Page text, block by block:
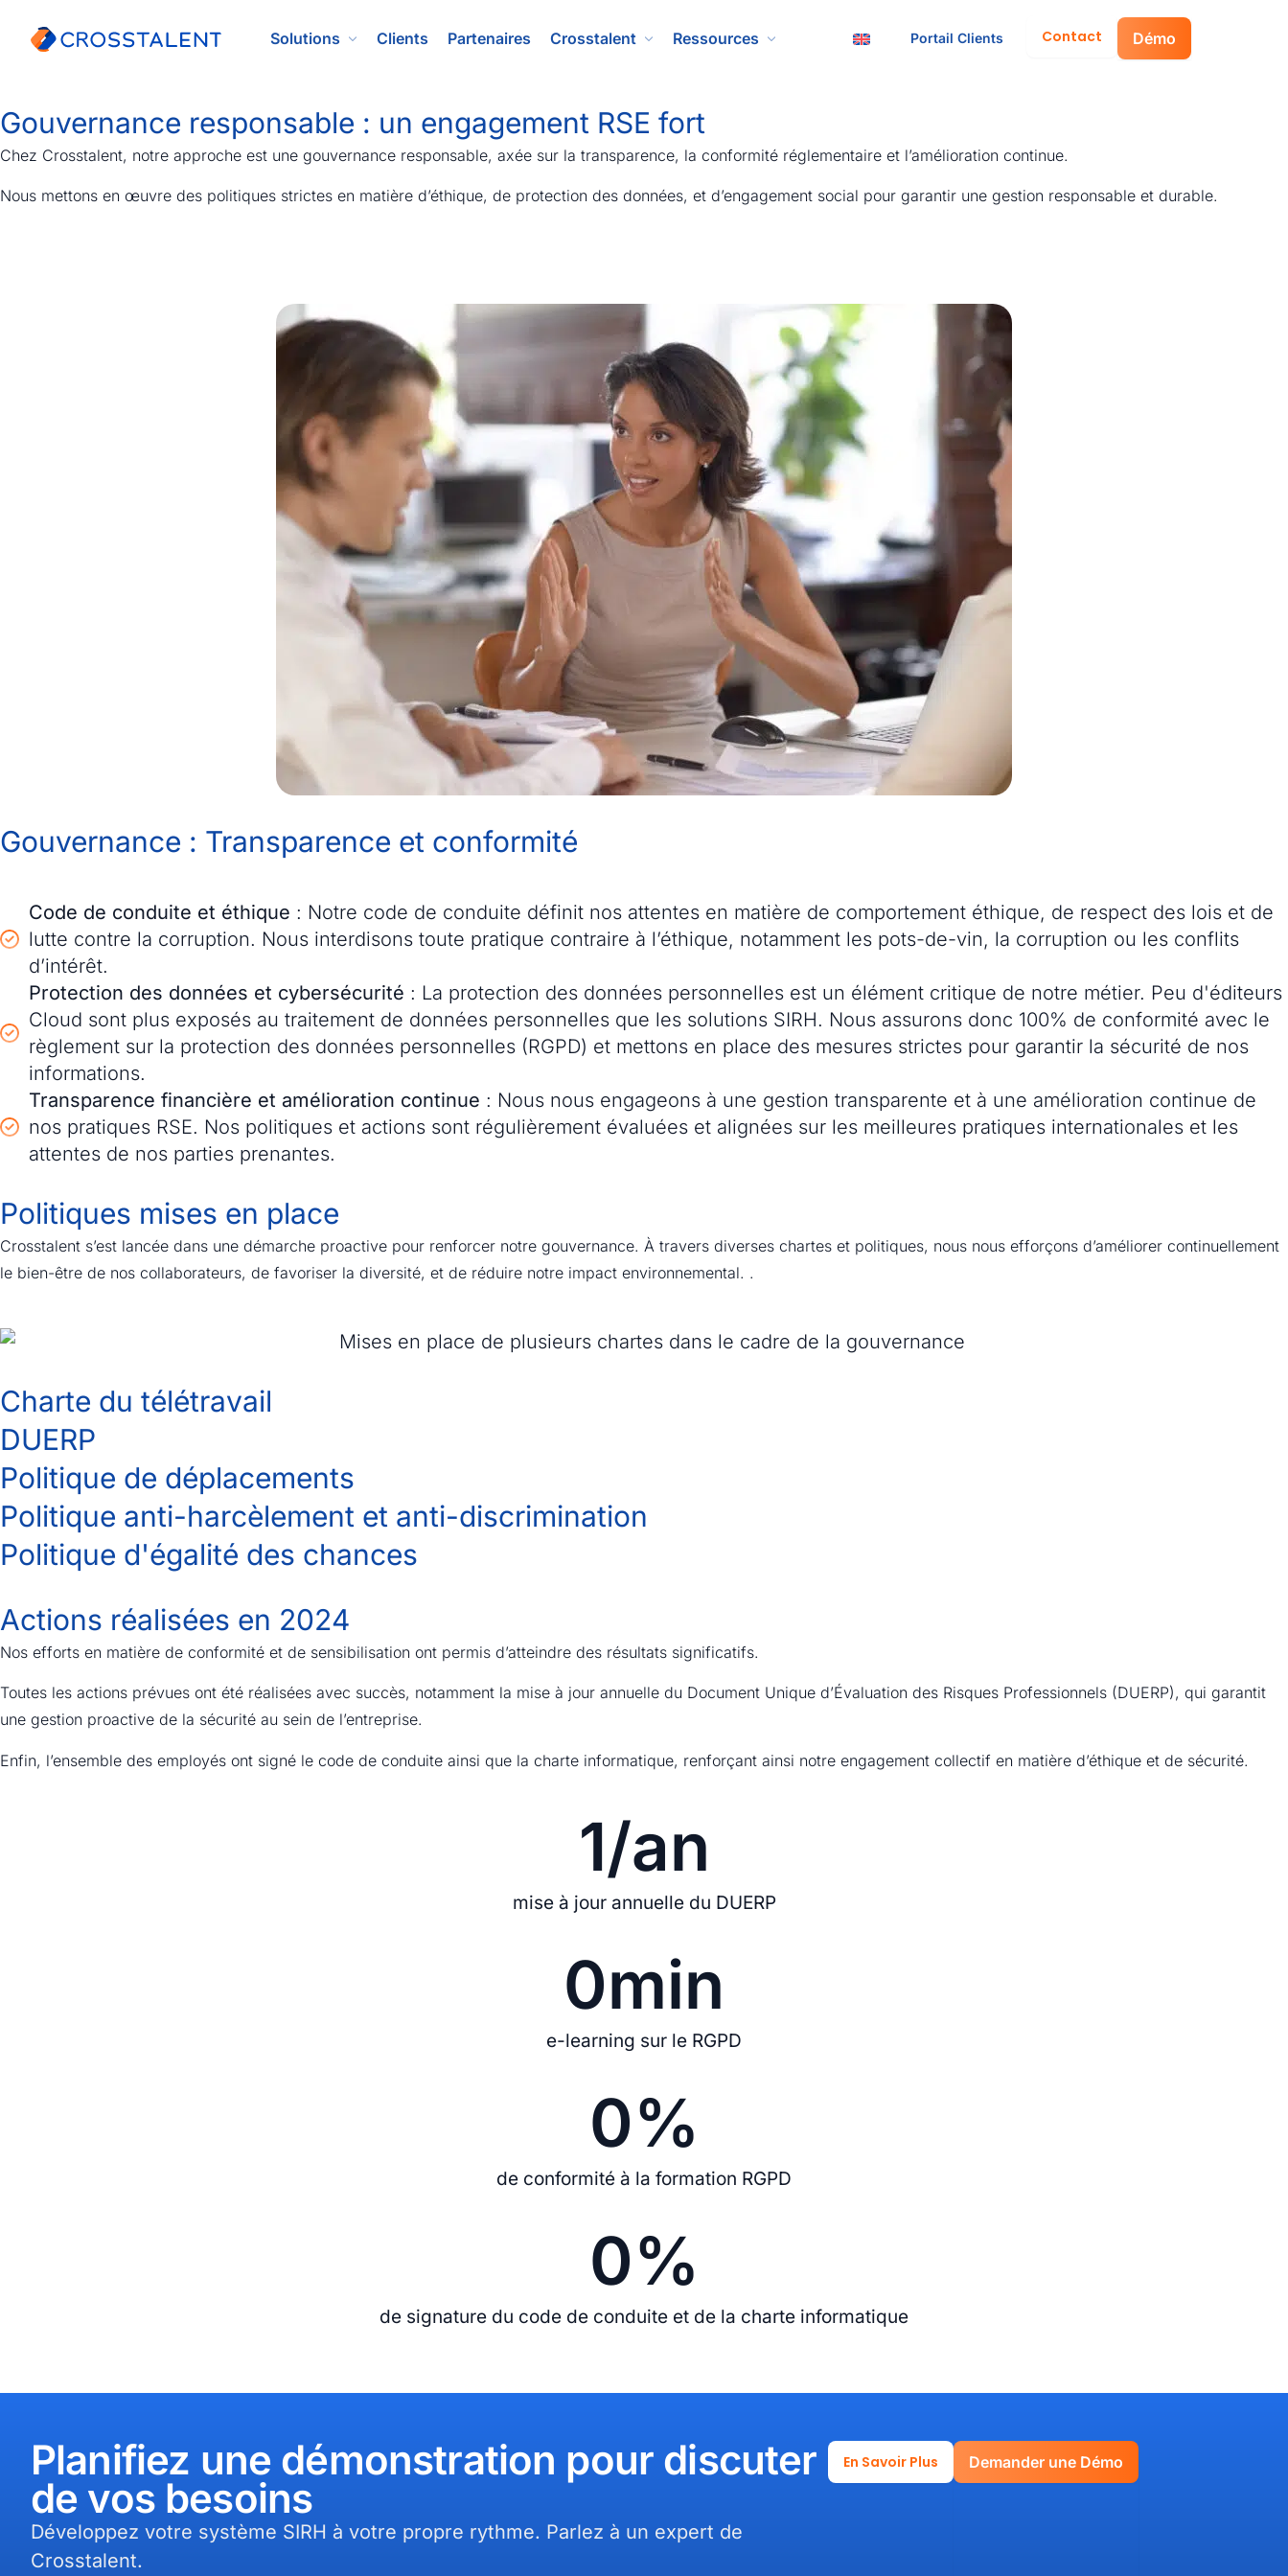
Solutions Clients Partenaires Crosstalent Ressources Portail Clients Contact Démo
Gouvernance responsable : un engagement RSE fort
Chez Crosstalent, notre approche est une gouvernance responsable, axée sur la transparence, la conformité réglementaire et l’amélioration continue.
Nous mettons en œuvre des politiques strictes en matière d’éthique, de protection des données, et d’engagement social pour garantir une gestion responsable et durable.
Gouvernance : Transparence et conformité
Code de conduite et éthique : Notre code de conduite définit nos attentes en matière de comportement éthique, de respect des lois et de
lutte contre la corruption. Nous interdisons toute pratique contraire à l’éthique, notamment les pots-de-vin, la corruption ou les conflits
d’intérêt.
Protection des données et cybersécurité : La protection des données personnelles est un élément critique de notre métier. Peu d'éditeurs
Cloud sont plus exposés au traitement de données personnelles que les solutions SIRH. Nous assurons donc 100% de conformité avec le
règlement sur la protection des données personnelles (RGPD) et mettons en place des mesures strictes pour garantir la sécurité de nos
informations.
Transparence financière et amélioration continue : Nous nous engageons à une gestion transparente et à une amélioration continue de
nos pratiques RSE. Nos politiques et actions sont régulièrement évaluées et alignées sur les meilleures pratiques internationales et les
attentes de nos parties prenantes.
Politiques mises en place
Crosstalent s’est lancée dans une démarche proactive pour renforcer notre gouvernance. À travers diverses chartes et politiques, nous nous efforçons d’améliorer continuellement
le bien-être de nos collaborateurs, de favoriser la diversité, et de réduire notre impact environnemental. .
Charte du télétravail
DUERP
Politique de déplacements
Politique anti-harcèlement et anti-discrimination
Politique d'égalité des chances
Actions réalisées en 2024
Nos efforts en matière de conformité et de sensibilisation ont permis d’atteindre des résultats significatifs.
Toutes les actions prévues ont été réalisées avec succès, notamment la mise à jour annuelle du Document Unique d’Évaluation des Risques Professionnels (DUERP), qui garantit
une gestion proactive de la sécurité au sein de l’entreprise.
Enfin, l’ensemble des employés ont signé le code de conduite ainsi que la charte informatique, renforçant ainsi notre engagement collectif en matière d’éthique et de sécurité.
mise à jour annuelle du DUERP
1/an
e-learning sur le RGPD
0min
de conformité à la formation RGPD
0%
de signature du code de conduite et de la charte informatique
0%
Planifiez une démonstration pour discuter
de vos besoins​
Développez votre système SIRH à votre propre rythme. Parlez à un expert de
Crosstalent.
En Savoir Plus Demander une Démo